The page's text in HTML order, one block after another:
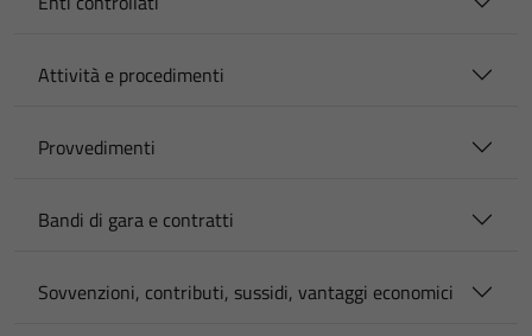
Attività e procedimenti
Provvedimenti
Bandi di gara e contratti
Sovvenzioni, contributi, sussidi, vantaggi economici